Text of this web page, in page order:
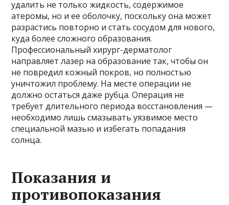
удалить не только жидкость, содержимое
атеромы, но и ее оболочку, поскольку она может
разрастись повторно и стать сосудом для нового,
куда более сложного образования.
Профессиональный хирург-дерматолог
направляет лазер на образование так, чтобы он
не повредил кожный покров, но полностью
уничтожил проблему. На месте операции не
должно остаться даже рубца. Операция не
требует длительного периода восстановления —
необходимо лишь смазывать уязвимое место
специальной мазью и избегать попадания
солнца.
Показания и
противопоказания